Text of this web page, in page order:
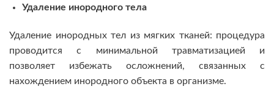
Удаление инородного тела
Удаление инородных тел из мягких тканей: процедура
проводится с минимальной травматизацией и
позволяет избежать осложнений, связанных с
нахождением инородного объекта в организме.